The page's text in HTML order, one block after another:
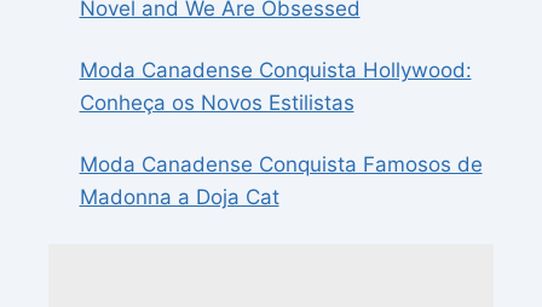
Novel and We Are Obsessed
Moda Canadense Conquista Hollywood:
Conheça os Novos Estilistas
Moda Canadense Conquista Famosos de
Madonna a Doja Cat